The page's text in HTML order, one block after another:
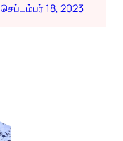
செப்டம்பர் 18, 2023